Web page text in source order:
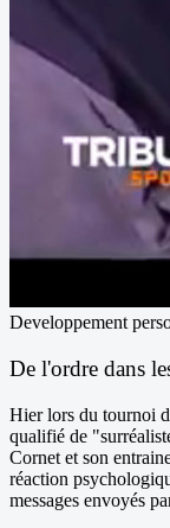
Developpement
De l'ordre dans
Hier lors du tournoi
qualifié de
Cornet et son
réaction
messages envoyés